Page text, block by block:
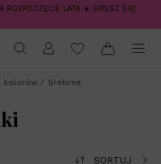
ROZPOCZĘCIE LATA ☀️ SPIESZ SIĘ!
kolorów / Srebrne
SORTUJ